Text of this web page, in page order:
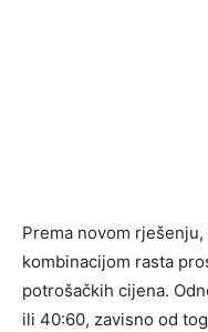
Prema novom
kombinacijom rasta
potrošačkih cijena.
ili 40:60, zavisno od